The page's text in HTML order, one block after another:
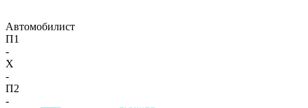
Автомобилист
П1
-
X
-
П2
-